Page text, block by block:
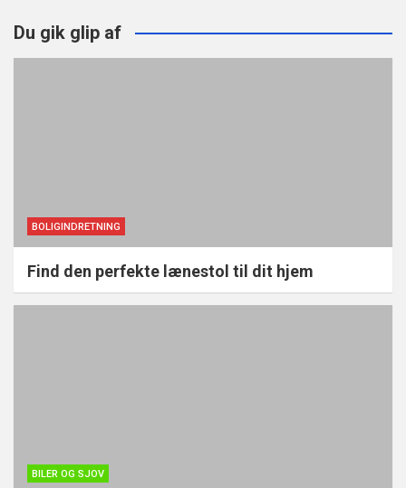
Du gik glip af
BOLIGINDRETNING
Find den perfekte lænestol til dit hjem
BILER OG SJOV